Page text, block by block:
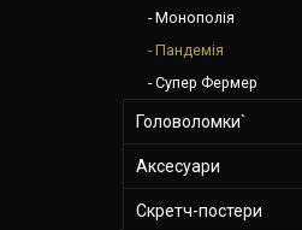
Монополія
Пандемія
Супер Фермер
Головоломки`
Аксесуари
Скретч-постери